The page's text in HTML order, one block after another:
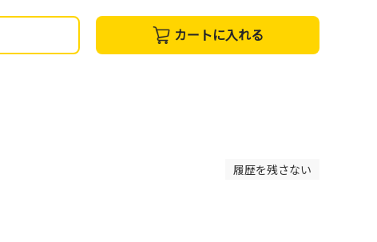
カートに入れる
履歴を残さない